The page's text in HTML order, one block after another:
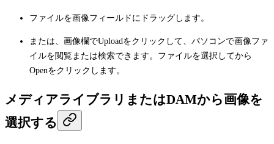
ファイルを画像フィールドにドラッグします。
または、画像欄でUploadをクリックして、パソコンで画像ファ
イルを閲覧または検索できます。ファイルを選択してから
Openをクリックします。
メディアライブラリまたはDAMから画像を
選択する